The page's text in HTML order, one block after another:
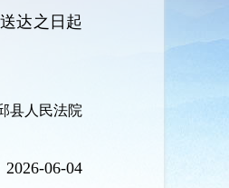
达之日起
县人民法院
2026-06-04